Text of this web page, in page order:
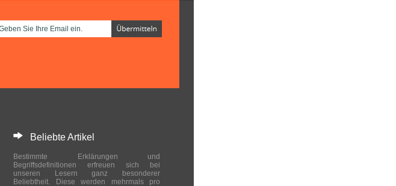
Beliebte Artikel
Bestimmte Erklärungen und
Begriffsdefinitionen erfreuen sich bei
unseren Lesern ganz besonderer
Beliebtheit. Diese werden mehrmals pro